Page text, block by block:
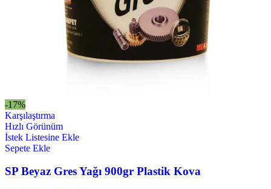
-17%
Karşılaştırma
Hızlı Görünüm
İstek Listesine Ekle
Sepete Ekle
SP Beyaz Gres Yağı 900gr Plastik Kova